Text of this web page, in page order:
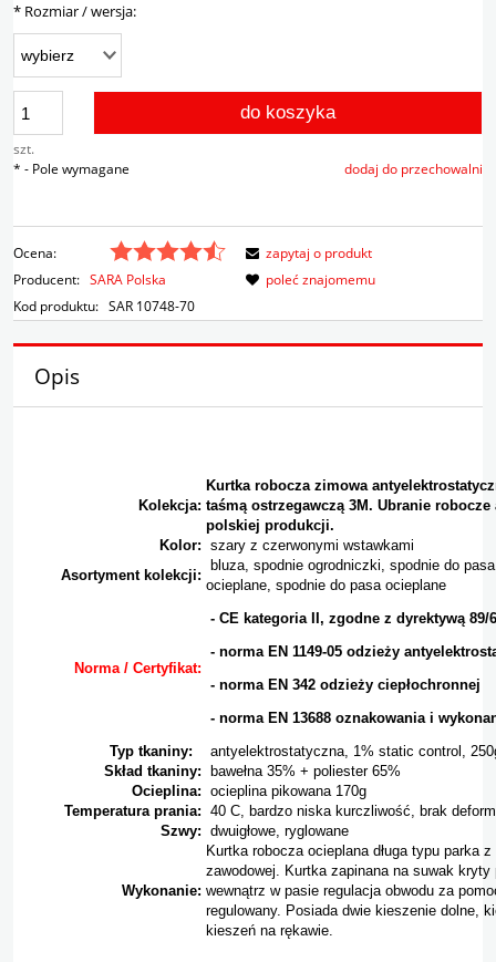
* Rozmiar / wersja:
szt.
do koszyka
dodaj do przechowalni
* - Pole wymagane
Ocena:
Producent: SARA Polska
Kod produktu: SAR 10748-70
zapytaj o produkt
poleć znajomemu
Opis
Kolekcja:
Kurtka robocza zimowa
taśmą ostrzegawczą 3M. Ubranie
polskiej produkcji.
Kolor: szary z czerwonymi wstawkami
Asortyment kolekcji:
bluza, spodnie ogrodniczki, spodnie do
ocieplane, spodnie do pasa ocieplane
Norma / Certyfikat:
- CE kategoria II, zgodne z dyrektywą 89/
- norma EN 1149-05 odzieży
- norma EN 342 odzieży ciepłochronnej
- norma EN 13688 oznakowania i
Typ tkaniny:
antyelektrostatyczna, 1% static control,
Skład tkaniny:
bawełna 35% + poliester 65%
Ocieplina: ocieplina pikowana 170g
Temperatura prania: 40 C, bardzo niska kurczliwość, brak
Szwy: dwuigłowe, ryglowane
Wykonanie:
Kurtka robocza ocieplana długa typu parka
zawodowej. Kurtka zapinana na suwak
wewnątrz w pasie regulacja obwodu za
regulowany. Posiada dwie kieszenie dolne,
kieszeń na rękawie.